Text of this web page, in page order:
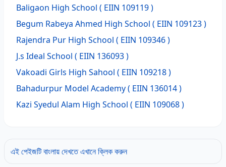
Baligaon High School ( EIIN 109119 )
Begum Rabeya Ahmed High School ( EIIN 109123 )
Rajendra Pur High School ( EIIN 109346 )
J.s Ideal School ( EIIN 136093 )
Vakoadi Girls High Sahool ( EIIN 109218 )
Bahadurpur Model Academy( EIIN 136014 )
Kazi Syedul Alam High School ( EIIN 109068 )
এই পেইজটি বাংলায় দেখতে এখানে ক্লিক করুন